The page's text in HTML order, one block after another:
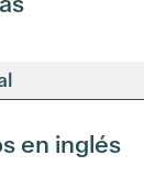
en inglés